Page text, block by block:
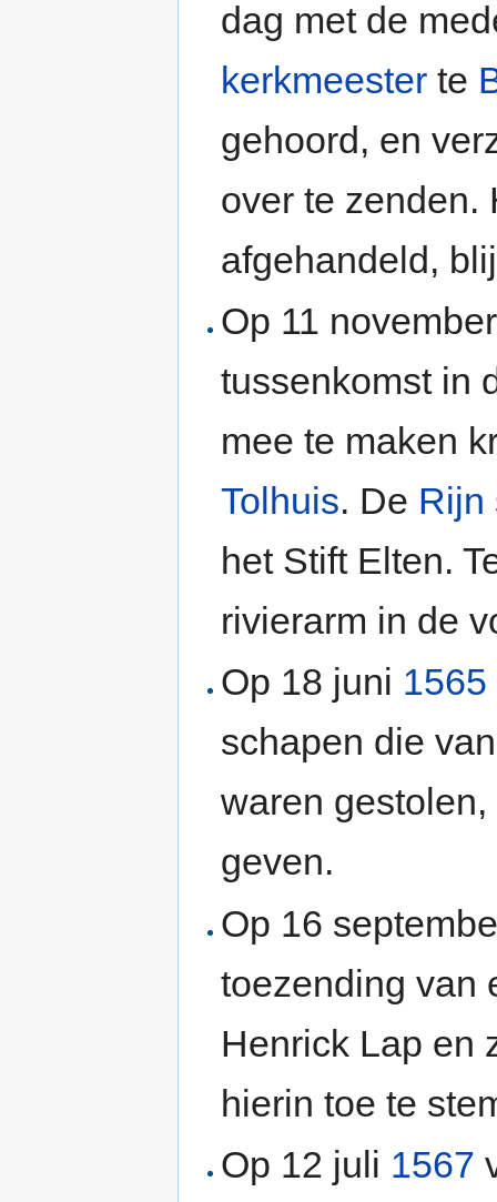
dag met de
kerkmeester te
gehoord, en
over te zenden.
afgehandeld,
Op 11
tussenkomst in
mee te maken
Tolhuis. De Rijn
het Stift Elten.
rivierarm in de
Op 18 juni 1565
schapen die
waren
geven.
Op 16
toezending van
Henrick Lap en
hierin toe te
Op 12 juli 1567